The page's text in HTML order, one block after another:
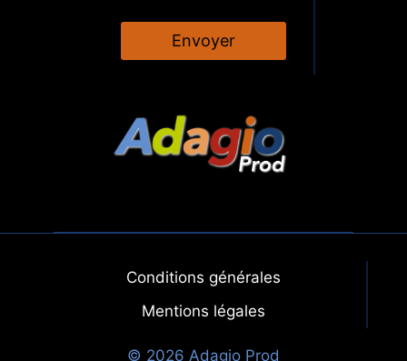
Envoyer
Conditions générales
Mentions légales
© 2026 Adagio Prod